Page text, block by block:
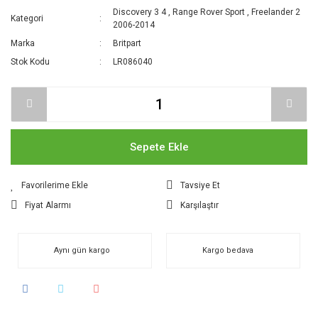
Kategori
Discovery 3 4 ,Range Rover Sport ,Freelander 2
2006-2014
Marka
Britpart
Stok Kodu
LR086040
Sepete Ekle
Tavsiye Et
Fiyat Alarmı
Karşılaştır
Aynı gün kargo Kargo bedava